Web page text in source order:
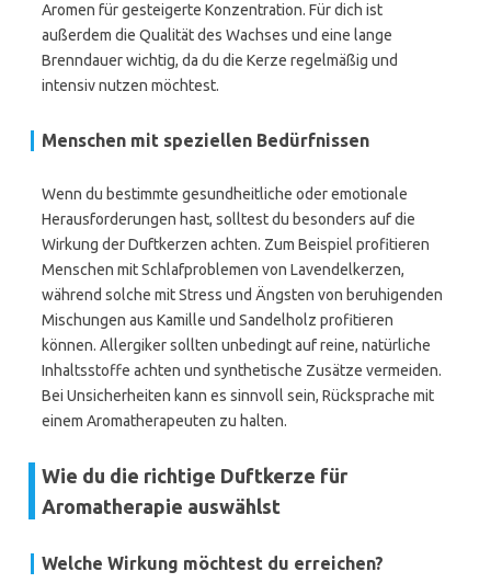
Aromen für gesteigerte Konzentration. Für dich ist
außerdem die Qualität des Wachses und eine lange
Brenndauer wichtig, da du die Kerze regelmäßig und
intensiv nutzen möchtest.
Menschen mit speziellen Bedürfnissen
Wenn du bestimmte gesundheitliche oder emotionale
Herausforderungen hast, solltest du besonders auf die
Wirkung der Duftkerzen achten. Zum Beispiel profitieren
Menschen mit Schlafproblemen von Lavendelkerzen,
während solche mit Stress und Ängsten von beruhigenden
Mischungen aus Kamille und Sandelholz profitieren
können. Allergiker sollten unbedingt auf reine, natürliche
Inhaltsstoffe achten und synthetische Zusätze vermeiden.
Bei Unsicherheiten kann es sinnvoll sein, Rücksprache mit
einem Aromatherapeuten zu halten.
Wie du die richtige Duftkerze für
Aromatherapie auswählst
Welche Wirkung möchtest du erreichen?